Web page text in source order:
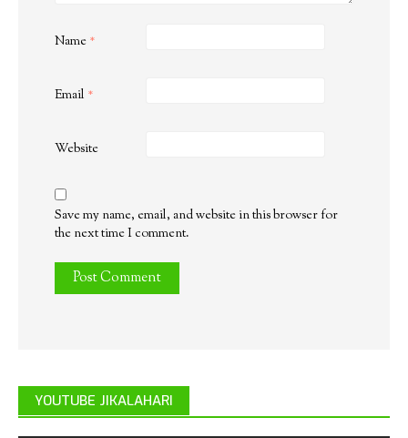
Name *
Email *
Website
Save my name, email, and website in this browser for
the next time I comment.
YOUTUBE JIKALAHARI